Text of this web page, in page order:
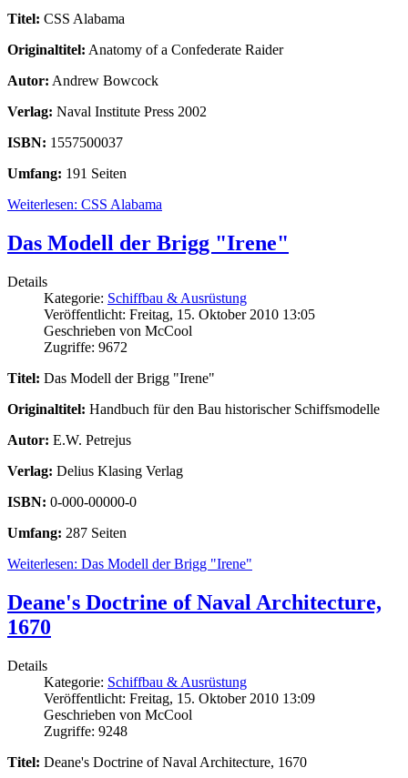
Titel: CSS Alabama
Originaltitel: Anatomy of a Confederate Raider
Autor: Andrew Bowcock
Verlag: Naval Institute Press 2002
ISBN: 1557500037
Umfang: 191 Seiten
Weiterlesen: CSS Alabama
Das Modell der Brigg "Irene"
Details
Kategorie: Schiffbau & Ausrüstung
Veröffentlicht: Freitag, 15. Oktober 2010 13:05
Geschrieben von McCool
Zugriffe: 9672
Titel: Das Modell der Brigg "Irene"
Originaltitel: Handbuch für den Bau historischer Schiffsmodelle
Autor: E.W. Petrejus
Verlag: Delius Klasing Verlag
ISBN: 0-000-00000-0
Umfang: 287 Seiten
Weiterlesen: Das Modell der Brigg "Irene"
Deane's Doctrine of Naval Architecture,
1670
Details
Kategorie: Schiffbau & Ausrüstung
Veröffentlicht: Freitag, 15. Oktober 2010 13:09
Geschrieben von McCool
Zugriffe: 9248
Titel: Deane's Doctrine of Naval Architecture, 1670